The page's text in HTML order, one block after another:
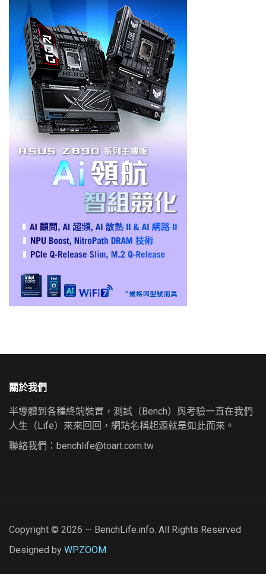
關於我們
半導體到各種終端裝置，測試（Bench）與考驗一直在我們
人生（Life）來來回回，網站名稱起源就是如此而來。
聯絡我們： benchlife@toart.com.tw
Copyright © 2026 — BenchLife.info. All Rights Reserved
Designed by WPZOOM